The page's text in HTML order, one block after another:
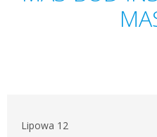
Lipowa 12